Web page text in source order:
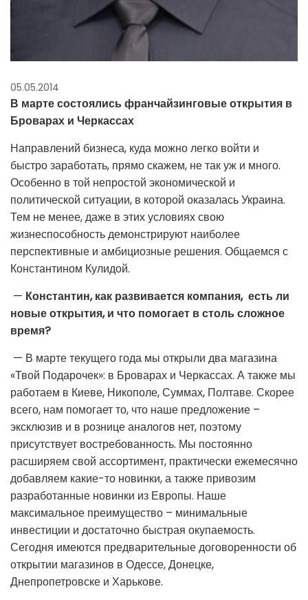
05.05.2014
В марте состоялись франчайзинговые открытия в
Броварах и Черкассах
Направлений бизнеса, куда можно легко войти и
быстро заработать, прямо скажем, не так уж и много.
Особенно в той непростой экономической и
политической ситуации, в которой оказалась Украина.
Тем не менее, даже в этих условиях свою
жизнеспособность демонстрируют наиболее
перспективные и амбициозные решения. Общаемся с
Константином Кулидой.
— Константин, как развивается компания, есть ли
новые открытия, и что помогает в столь сложное
время?
— В марте текущего года мы открыли два магазина
«Твой Подарочек»: в Броварах и Черкассах. А также мы
работаем в Киеве, Никополе, Суммах, Полтаве. Скорее
всего, нам помогает то, что наше предложение –
эксклюзив и в рознице аналогов нет, поэтому
присутствует востребованность. Мы постоянно
расширяем свой ассортимент, практически ежемесячно
добавляем какие-то новинки, а также привозим
разработанные новинки из Европы. Наше
максимальное преимущество – минимальные
инвестиции и достаточно быстрая окупаемость.
Сегодня имеются предварительные договоренности об
открытии магазинов в Одессе, Донецке,
Днепропетровске и Харькове.